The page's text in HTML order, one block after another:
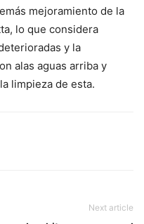
mejoramiento de la
lo que considera
y la
alas aguas arriba y
limpieza de esta.
Next article